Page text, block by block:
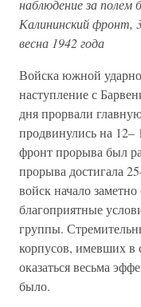
наблюдение за полем
Калининский фронт,
весна 1942 года
Войска южной
наступление с
дня прорвали
продвинулись на
фронт прорыва был
прорыва достигала
войск начало
благоприятные
группы.
корпусов, имевших в
оказаться весьма
было.